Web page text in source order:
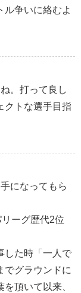
ル争いに絡むよ
。打って良し
クトな選手目指
になってもら
ーグ歴代2位
した時「一人で
でグラウンドに
頂いて以来、